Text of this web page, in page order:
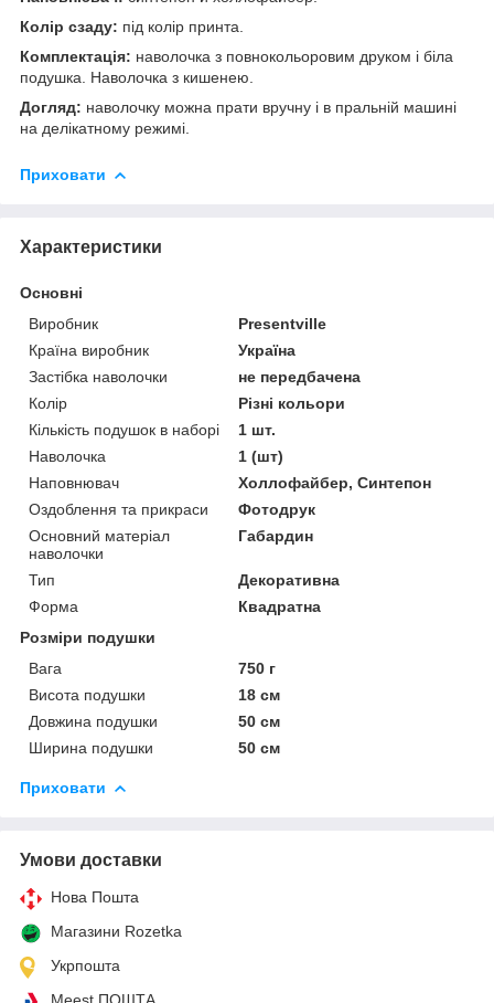
Колір сзаду: під колір принта.
Комплектація: наволочка з повнокольоровим друком і біла
подушка. Наволочка з кишенею.
Догляд: наволочку можна прати вручну і в пральній машині
на делікатному режимі.
Приховати
Характеристики
Основні
Виробник
Presentville
Країна виробник
Україна
Застібка наволочки
не передбачена
Колір
Різні кольори
Кількість подушок в наборі
1 шт.
Наволочка
1 (шт)
Наповнювач
Холлофайбер, Синтепон
Оздоблення та прикраси
Фотодрук
Основний матеріал
наволочки
Габардин
Тип
Декоративна
Форма
Квадратна
Розміри подушки
Вага
750 г
Висота подушки
18 см
Довжина подушки
50 см
Ширина подушки
50 см
Приховати
Умови доставки
Нова Пошта
Магазини Rozetka
Укрпошта
Meest ПОШТА